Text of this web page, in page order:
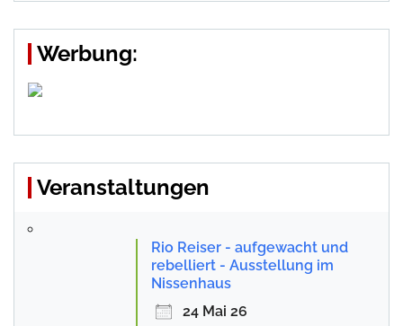
Werbung:
Veranstaltungen
Rio Reiser - aufgewacht und
rebelliert - Ausstellung im
Nissenhaus
24 Mai 26